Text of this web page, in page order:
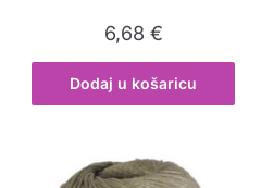
6,68 €
Dodaj u košaricu